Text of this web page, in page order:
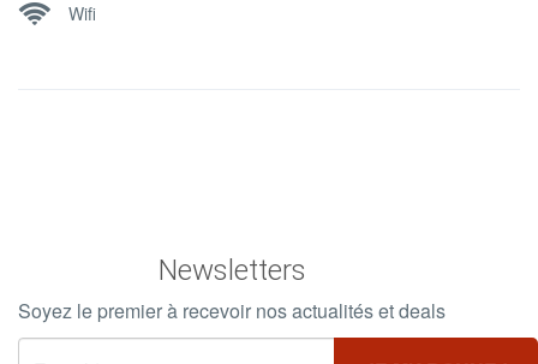
Wifi
Newsletters
Soyez le premier à recevoir nos actualités et deals